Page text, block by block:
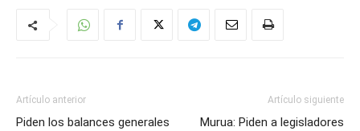
Artículo anterior
Piden los balances generales
Artículo siguiente
Murua: Piden a legisladores